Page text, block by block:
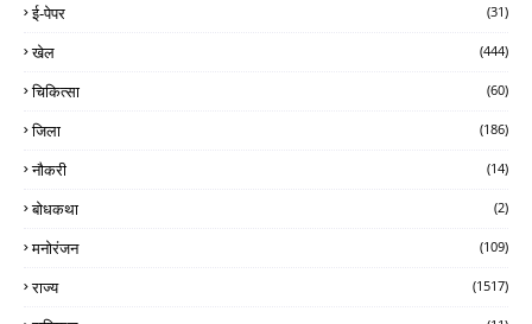
ई-पेपर (31)
खेल (444)
चिकित्सा (60)
जिला (186)
नौकरी (14)
बोधकथा (2)
मनोरंजन (109)
राज्य (1517)